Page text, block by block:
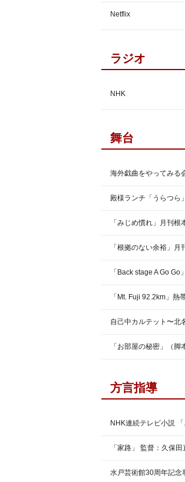
Netflix
ラジオ
NHK
舞台
海外戯曲をやってみる
殿様ランチ「うらつら
「みじめ慣れ」月刊根
「根拠のない余裕」月
「Back stage A Go Go
「Mt. Fuji 92.2km」熱
自己中カルテット〜北
「お部屋の秘密」（脚
方言指導
NHK連続テレビ小説 「
「家路」 監督：久保田
水戸芸術館30周年記念